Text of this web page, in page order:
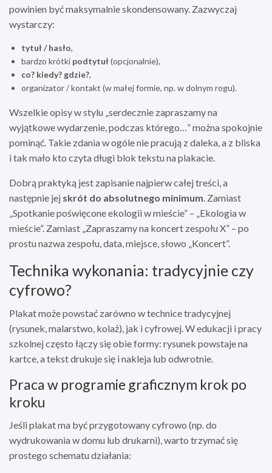
powinien być maksymalnie skondensowany. Zazwyczaj
wystarczy:
tytuł / hasło,
bardzo krótki podtytuł(opcjonalnie),
co? kiedy? gdzie?,
organizator / kontakt (w małej formie, np. w dolnym rogu).
Wszelkie opisy w stylu „serdecznie zapraszamy na
wyjątkowe wydarzenie, podczas którego…” można spokojnie
pominąć. Takie zdania w ogóle nie pracują z daleka, a z bliska
i tak mało kto czyta długi blok tekstu na plakacie.
Dobrą praktyką jest zapisanie najpierw całej treści, a
następnie jej skrót do absolutnego minimum . Zamiast
„Spotkanie poświęcone ekologii w mieście” – „Ekologia w
mieście”. Zamiast „Zapraszamy na koncert zespołu X” – po
prostu nazwa zespołu, data, miejsce, słowo „Koncert”.
Technika wykonania: tradycyjnie czy
cyfrowo?
Plakat może powstać zarówno w technice tradycyjnej
(rysunek, malarstwo, kolaż), jak i cyfrowej. W edukacji i pracy
szkolnej często łączy się obie formy: rysunek powstaje na
kartce, a tekst drukuje się i nakleja lub odwrotnie.
Praca w programie graficznym krok po
kroku
Jeśli plakat ma być przygotowany cyfrowo (np. do
wydrukowania w domu lub drukarni), warto trzymać się
prostego schematu działania: